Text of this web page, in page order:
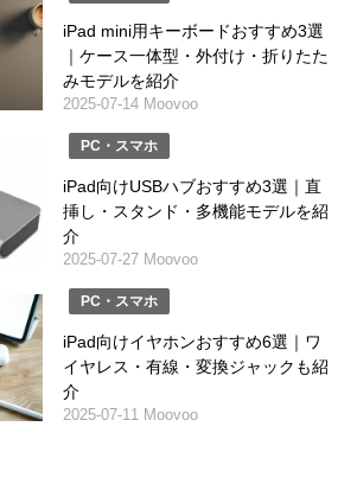
iPad mini用キーボードおすすめ3選
｜ケース一体型・外付け・折りたた
みモデルを紹介
2025-07-14 Moovoo
PC・スマホ
iPad向けUSBハブおすすめ3選｜直
挿し・スタンド・多機能モデルを紹
介
2025-07-27 Moovoo
PC・スマホ
iPad向けイヤホンおすすめ6選｜ワ
イヤレス・有線・変換ジャックも紹
介
2025-07-11 Moovoo